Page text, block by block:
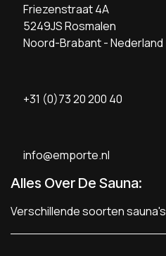
Friezenstraat 4A
5249JS Rosmalen
Noord-Brabant - Nederland
+31 (0)73 20 200 40
info@emporte.nl
Alles Over De Sauna:
Verschillende soorten sauna's